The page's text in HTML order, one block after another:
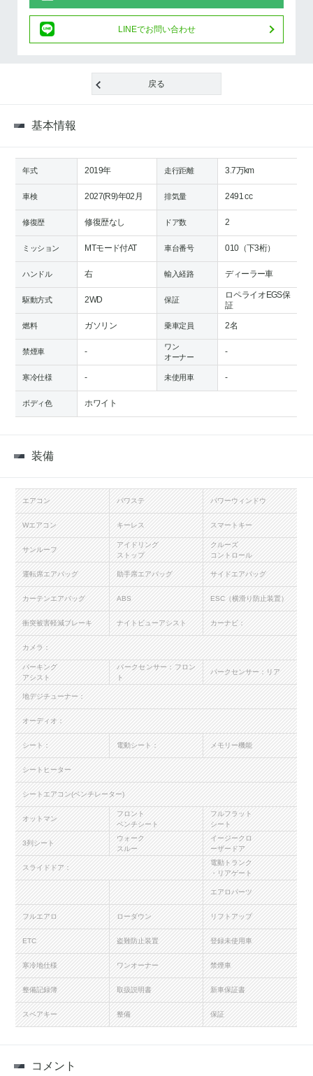
LINEでお問い合わせ
戻る
基本情報
年式 2019年 走行距離 3.7万km
車検 2027(R9)年02月 排気量 2491 cc
修復歴 修復歴なし ドア数 2
ミッション MTモード付AT 車台番号 010（下3桁）
ハンドル 右 輸入経路 ディーラー車
駆動方式 2WD 保証
ロペライオEGS保
証
燃料 ガソリン 乗車定員 2名
禁煙車 -
ワン
オーナー
-
寒冷仕様 - 未使用車 -
ボディ色 ホワイト
装備
エアコン パワステ パワーウィンドウ
Wエアコン キーレス スマートキー
サンルーフ
アイドリング
ストップ
クルーズ
コントロール
運転席エアバッグ 助手席エアバッグ サイドエアバッグ
カーテンエアバッグ ABS ESC（横滑り防止装置）
衝突被害軽減ブレーキ ナイトビューアシスト カーナビ：
カメラ：
パーキング
アシスト
パークセンサー：フロン
ト
パークセンサー：リア
地デジチューナー：
オーディオ：
シート： 電動シート： メモリー機能
シートヒーター
シートエアコン(ベンチレーター)
オットマン
フロント
ベンチシート
フルフラット
シート
3列シート
ウォーク
スルー
イージークロ
ーザードア
スライドドア：
電動トランク
・リアゲート
エアロパーツ
フルエアロ ローダウン リフトアップ
ETC 盗難防止装置 登録未使用車
寒冷地仕様 ワンオーナー 禁煙車
整備記録簿 取扱説明書 新車保証書
スペアキー 整備 保証
コメント